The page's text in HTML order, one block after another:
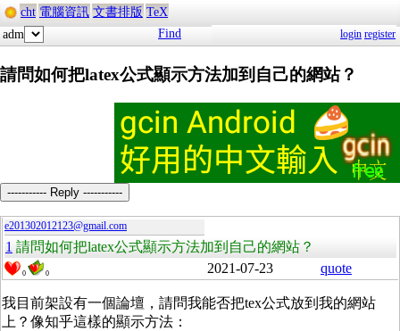
cht 電腦資訊 文書排版 TeX
adm
Find login register
請問如何把latex公式顯示方法加到自己的網站？
----------- Reply -----------
e201302012123@gmail.com
1 請問如何把latex公式顯示方法加到自己的網站？
0 0 2021-07-23 quote
我目前架設有一個論壇，請問我能否把tex公式放到我的網站
上？像知乎這樣的顯示方法：